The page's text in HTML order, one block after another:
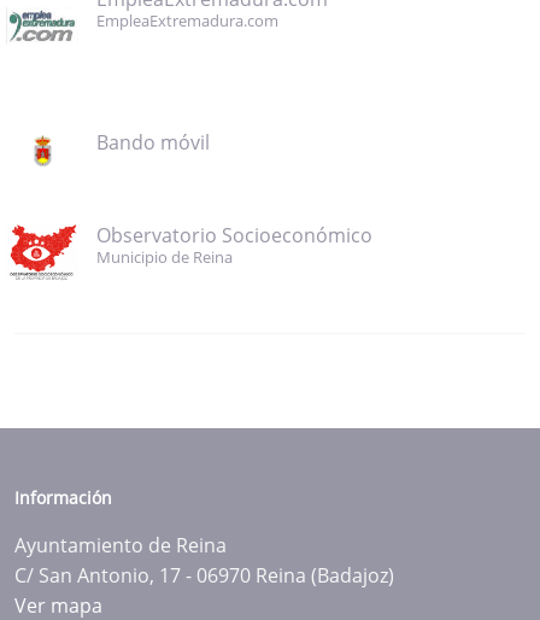
EmpleaExtremadura.com
Bando móvil
Observatorio Socioeconómico
Municipio de Reina
Información
Ayuntamiento de Reina
C/ San Antonio, 17 - 06970 Reina (Badajoz)
Ver mapa